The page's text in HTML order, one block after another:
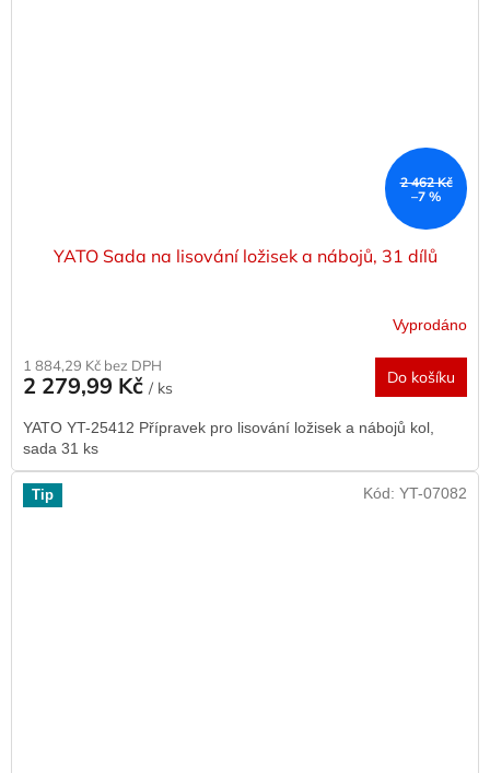
2 462 Kč
–7 %
YATO Sada na lisování ložisek a nábojů, 31 dílů
Vyprodáno
1 884,29 Kč bez DPH
2 279,99 Kč / ks
Do košíku
YATO YT-25412 Přípravek pro lisování ložisek a nábojů kol,
sada 31 ks
Tip Kód: YT-07082